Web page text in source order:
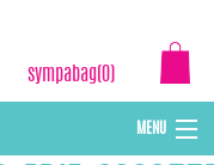
sympabag(0)
MENU